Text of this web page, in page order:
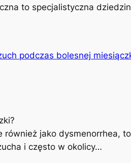
to specjalistyczna
również jako dysmenorrhea,
i często w okolicy…